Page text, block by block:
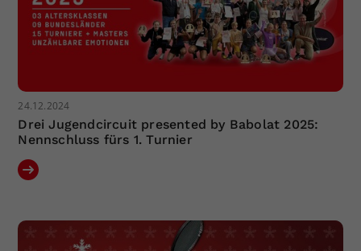
24.12.2024
Drei Jugendcircuit presented by Babolat 2025:
Nennschluss fürs 1. Turnier